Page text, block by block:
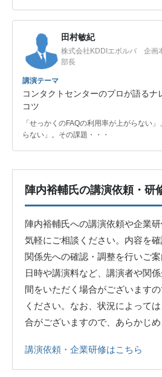
田村敏紀
株式会社KDDIエボルバ 企画
部長
講演テーマ
コンタクトセンターのプロが語るナ
コツ
「せっかくのFAQの利用率が上がらない
らない」。その課題・・・
陣内裕輔氏の講演依頼・研
陣内裕輔氏への講演依頼や企業
気軽にご相談ください。内容を
関係先への確認・調整を行いご
日時や講演料など、講演者や関
間をいただく場合がございます
ください。なお、状況によって
合がございますので、あらかじめ
講演依頼・企業研修はこちら